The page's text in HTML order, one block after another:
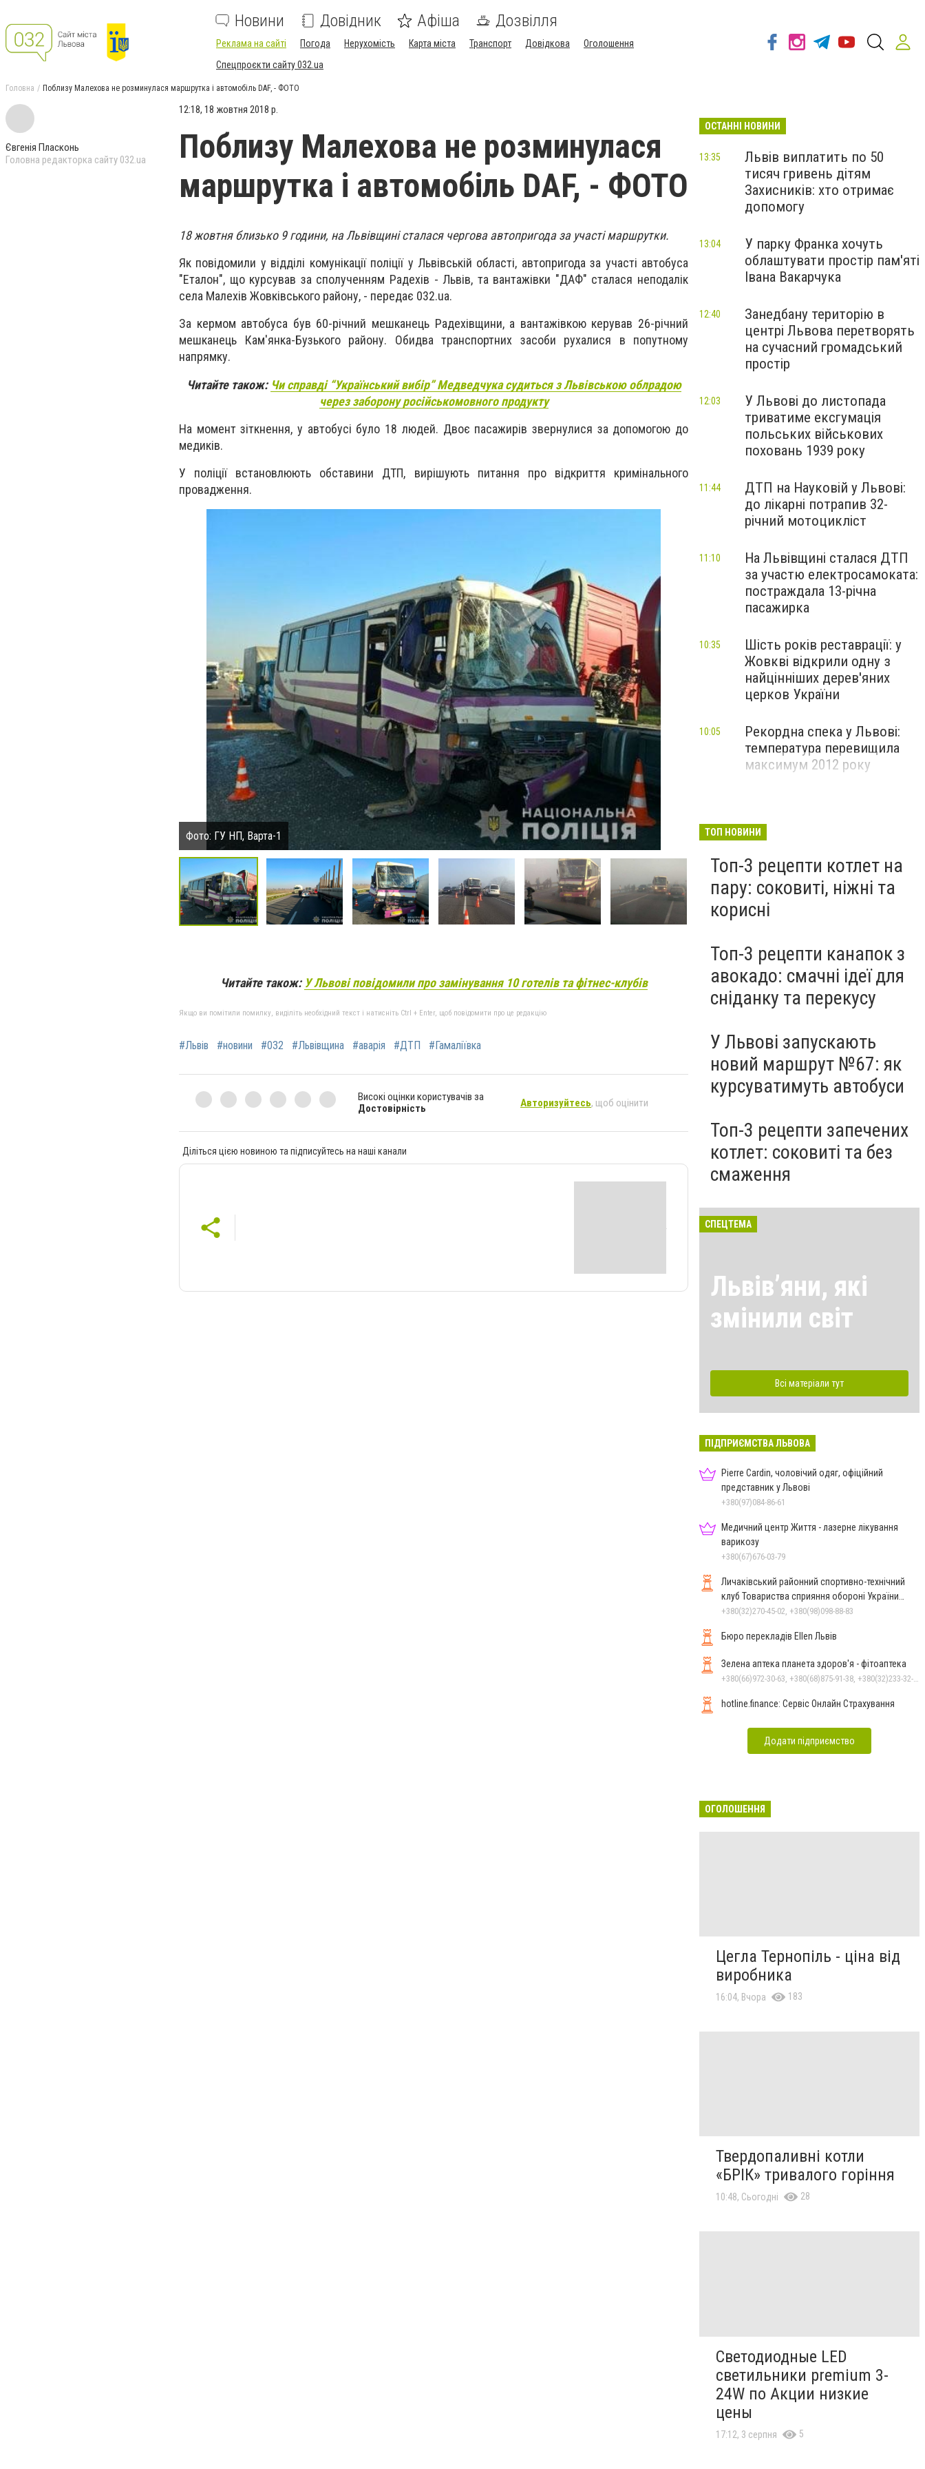
Новини Довідник Афіша Дозвілля
Реклама на сайті Погода Нерухомість Карта міста Транспорт Довідкова
Оголошення
Спецпроєкти сайту 032.ua
Головна Поблизу Малехова не розминулася маршрутка і автомобіль DAF, - ФОТО
Євгенія Пласконь
Головна редакторка сайту 032.ua
12:18, 18 жовтня 2018 р.
Поблизу Малехова не розминулася
маршрутка і автомобіль DAF, - ФОТО
18 жовтня близько 9 години, на Львівщині сталася чергова автопригода за участі маршрутки.
Як повідомили у відділі комунікації поліції у Львівській області, автопригода за участі автобуса
"Еталон", що курсував за сполученням Радехів - Львів, та вантажівки "ДАФ" сталася неподалік
села Малехів Жовківського району, - передає 032.ua.
За кермом автобуса був 60-річний мешканець Радехівщини, а вантажівкою керував 26-річний
мешканець Кам'янка-Бузького району. Обидва транспортних засоби рухалися в попутному
напрямку.
Читайте також: Чи справді “Український вибір” Медведчука судиться з Львівською облрадою
через заборону російськомовного продукту
На момент зіткнення, у автобусі було 18 людей. Двоє пасажирів звернулися за допомогою до
медиків.
У поліції встановлюють обставини ДТП, вирішують питання про відкриття кримінального
провадження.
Фото: ГУ НП, Варта-1 Фото: ГУ НП, Варта-1
Читайте також: У Львові повідомили про замінування 10 готелів та фітнес-клубів
Якщо ви помітили помилку, виділіть необхідний текст і натисніть Ctrl + Enter, щоб повідомити про це редакцію
#Львів #новини #032 #Львівщина #аварія #ДТП #Гамаліївка
Високі оцінки користувачів за
Достовірність
Авторизуйтесь, щоб оцінити
Діліться цією новиною та підписуйтесь на наші канали
ОСТАННІ НОВИНИ
Львів виплатить по 50
тисяч гривень дітям
Захисників: хто отримає
допомогу
13:35
У парку Франка хочуть
облаштувати простір пам'яті
Івана Вакарчука
13:04
Занедбану територію в
центрі Львова перетворять
на сучасний громадський
простір
12:40
У Львові до листопада
триватиме ексгумація
польських військових
поховань 1939 року
12:03
ДТП на Науковій у Львові:
до лікарні потрапив 32-
річний мотоцикліст
11:44
На Львівщині сталася ДТП
за участю електросамоката:
постраждала 13-річна
пасажирка
11:10
Шість років реставрації: у
Жовкві відкрили одну з
найцінніших дерев'яних
церков України
10:35
Рекордна спека у Львові:
температура перевищила
максимум 2012 року
10:05
ТОП НОВИНИ
Топ-3 рецепти котлет на
пару: соковиті, ніжні та
корисні
Топ-3 рецепти канапок з
авокадо: смачні ідеї для
сніданку та перекусу
У Львові запускають
новий маршрут №67: як
курсуватимуть автобуси
Топ-3 рецепти запечених
котлет: соковиті та без
смаження
СПЕЦТЕМА
Львівʼяни, які
змінили світ
Всі матеріали тут
ПІДПРИЄМСТВА ЛЬВОВА
Pierre Cardin, чоловічий одяг, офіційний
представник у Львові
+380(97)084-86-61
Медичний центр Життя - лазерне лікування
варикозу
+380(67)676-03-79
Личаківський районний спортивно-технічний
клуб Товариства сприяння обороні України
м.Львова РСТК ТСО
+380(32)270-45-02, +380(98)098-88-83
Бюро перекладів Ellen Львів
Зелена аптека планета здоров'я - фітоаптека
hotline.finance: Сервіс Онлайн Страхування
Додати підприємство
ОГОЛОШЕННЯ
Цегла Тернопіль - ціна від
виробника
16:04, Вчора 183
Твердопаливні котли
«БРІК» тривалого горіння
10:48, Сьогодні 28
Светодиодные LED
светильники premium 3-
24W по Акции низкие
цены
17:12, 3 серпня 5